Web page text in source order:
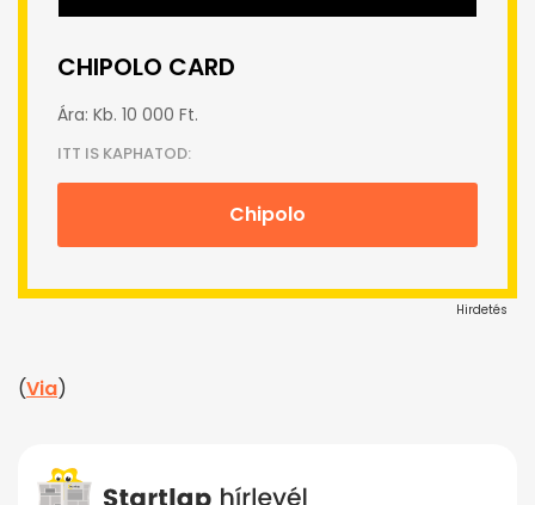
CHIPOLO CARD
Ára: Kb. 10 000 Ft.
ITT IS KAPHATOD:
Chipolo
Hirdetés
(Via)